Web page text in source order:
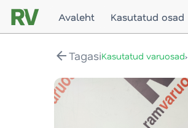
Avaleht Kasutatud osad
arrow_backTagasiKasutatud varuosad›